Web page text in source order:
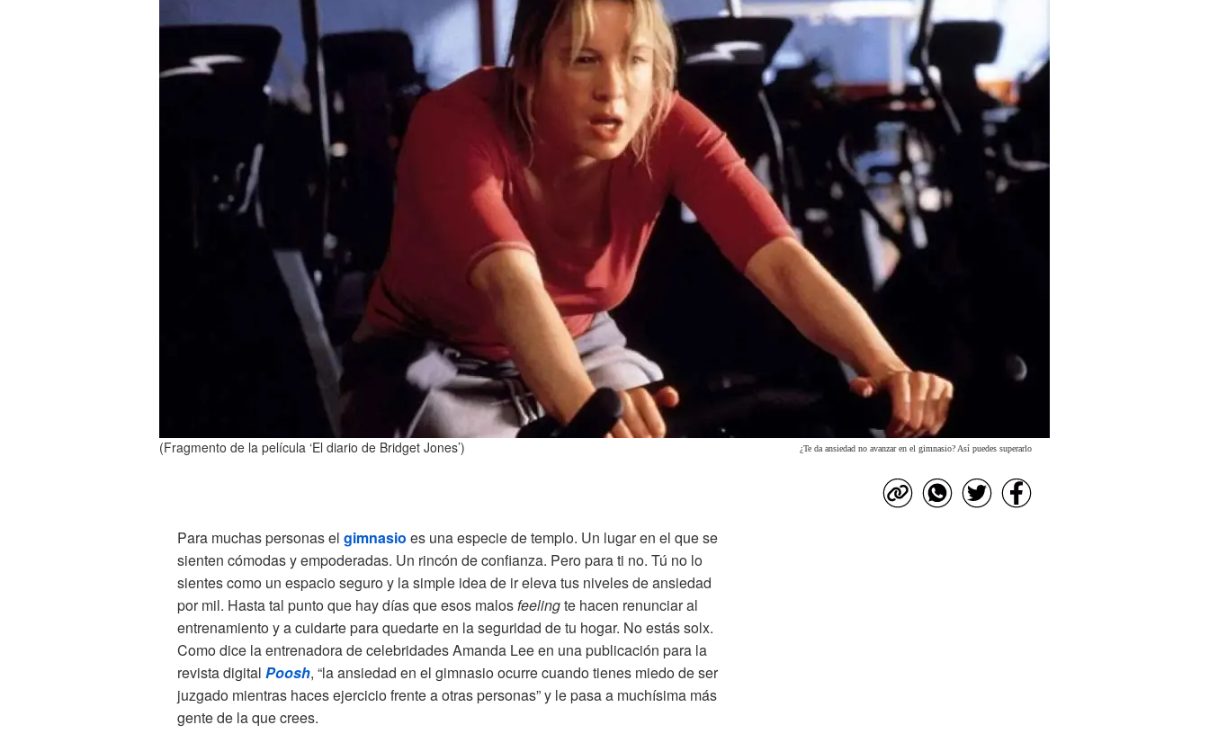
¿Te da ansiedad no avanzar en el gimnasio? Así puedes superarlo
(Fragmento de la película ‘El diario de Bridget Jones’)
Para muchas personas el gimnasio es una especie de templo. Un lugar en el que se
sienten cómodas y empoderadas. Un rincón de confianza. Pero para ti no. Tú no lo
sientes como un espacio seguro y la simple idea de ir eleva tus niveles de ansiedad
por mil. Hasta tal punto que hay días que esos malosfeelingte hacen renunciar al
entrenamiento y a cuidarte para quedarte en la seguridad de tu hogar. No estás solx.
Como dice la entrenadora de celebridades Amanda Lee en una publicación para la
revista digital Poosh, “la ansiedad en el gimnasio ocurre cuando tienes miedo de ser
juzgado mientras haces ejercicio frente a otras personas” y le pasa a muchísima más
gente de la que crees.